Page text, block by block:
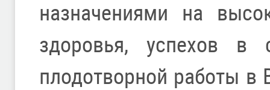
назначениями на
здоровья, успехов в
плодотворной работы в